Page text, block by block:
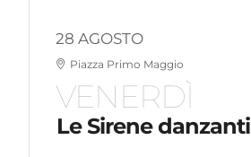
28 AGOSTO
Piazza Primo Maggio
VENERDÌ
Le Sirene danzanti